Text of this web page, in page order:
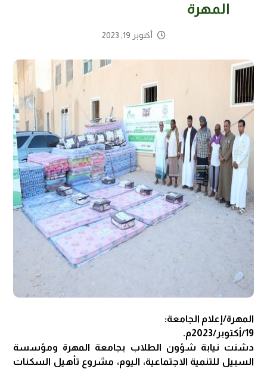
المهرة
أكتوبر 19, 2023
المهرة/إعلام الجامعة:
19/أكتوبر/2023م.
دشنت نيابة شؤون الطلاب بجامعة المهرة ومؤسسة
السبيل للتنمية الاجتماعية، اليوم، مشروع تأهيل السكنات